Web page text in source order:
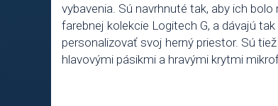
vybavenia. Sú navrhnuté tak, aby ich
farebnej kolekcie Logitech G, a dávajú
personalizovať svoj herný priestor. Sú
hlavovými pásikmi a hravými krytmi